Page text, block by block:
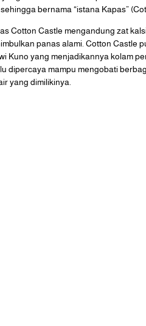
bernama “istana Kapas”
Cotton Castle mengandung zat
panas alami. Cotton Castle
Kuno yang menjadikannya kolam
dipercaya mampu mengobati
yang dimilikinya.